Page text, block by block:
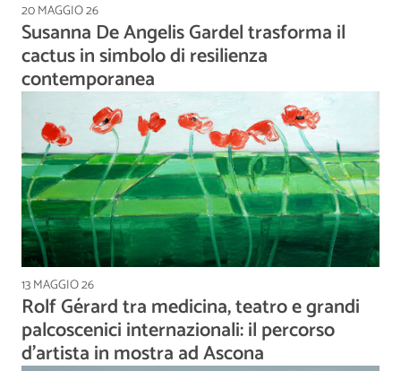
20 MAGGIO 26
Susanna De Angelis Gardel trasforma il
cactus in simbolo di resilienza
contemporanea
13 MAGGIO 26
Rolf Gérard tra medicina, teatro e grandi
palcoscenici internazionali: il percorso
d'artista in mostra ad Ascona